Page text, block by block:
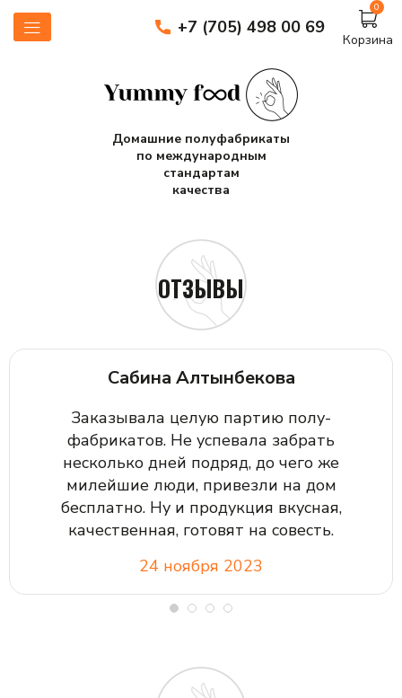
+7 (705) 498 00 69
0
Корзина
Домашние полуфабрикаты
по международным
стандартам
качества
ОТЗЫВЫ
Сабина Алтынбекова
Заказывала целую партию полу-
фабрикатов. Не успевала забрать
несколько дней подряд, до чего же
милейшие люди, привезли на дом
бесплатно. Ну и продукция вкусная,
качественная, готовят на совесть.
24 ноября 2023